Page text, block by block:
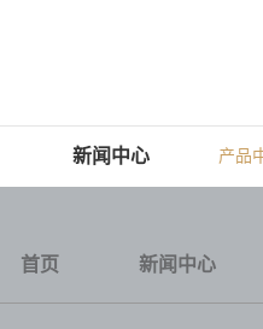
新闻中心 产品
首页 新闻中心